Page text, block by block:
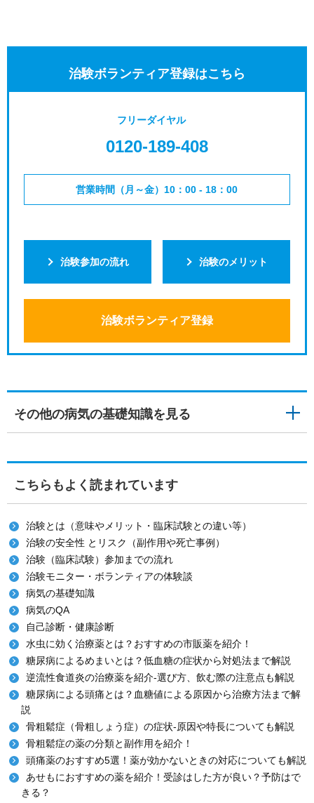
治験ボランティア登録はこちら
フリーダイヤル
0120-189-408
営業時間（月～金）10：00 - 18：00
治験参加の流れ 治験のメリット
治験ボランティア登録
その他の病気の基礎知識を見る
こちらもよく読まれています
治験とは（意味やメリット・臨床試験との違い等）
治験の安全性 とリスク（副作用や死亡事例）
治験（臨床試験）参加までの流れ
治験モニター・ボランティアの体験談
病気の基礎知識
病気のQA
自己診断・健康診断
水虫に効く治療薬とは？おすすめの市販薬を紹介！
糖尿病によるめまいとは？低血糖の症状から対処法まで解説
逆流性食道炎の治療薬を紹介-選び方、飲む際の注意点も解説
糖尿病による頭痛とは？血糖値による原因から治療方法まで解
説
骨粗鬆症（骨粗しょう症）の症状-原因や特長についても解説
骨粗鬆症の薬の分類と副作用を紹介！
頭痛薬のおすすめ5選！薬が効かないときの対応についても解説
あせもにおすすめの薬を紹介！受診はした方が良い？予防はで
きる？